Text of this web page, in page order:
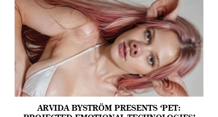
ARVIDA BYSTRÖM PRESENTS ‘PET: